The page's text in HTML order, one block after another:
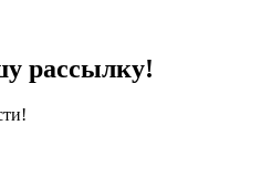
рассылку!